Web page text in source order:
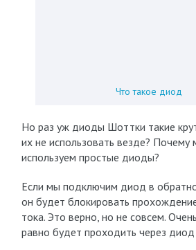
Что такое диод
Но раз уж диоды Шоттки такие
их не использовать везде? Почему
используем простые диоды?
Если мы подключим диод в
он будет блокировать
тока. Это верно, но не совсем.
равно будет проходить через диод